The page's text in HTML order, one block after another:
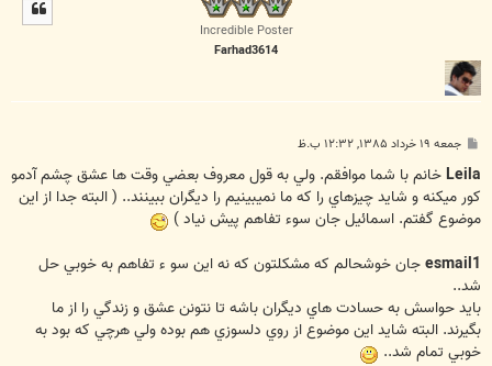
Incredible Poster
Farhad3614
پ
ت
جمعه ۱۹ خرداد ۱۳۸۵, ۱۲:۳۲ ب.ظ
Leilaخانم با شما موافقم. ولي به قول معروف بعضي وقت ها عشق چشم آدمو
کور ميکنه و شايد چيزهاي را که ما نميبينيم را ديگران ببينند.. ( البته جدا از اين
موضوع گفتم. اسمائيل جان سوء تفاهم پيش نياد )
esmail1جان خوشحالم که مشکلتون که نه اين سو ء تفاهم به خوبي حل
شد..
بايد حواسش به حسادت هاي ديگران باشه تا نتونن عشق و زندگي را از ما
بگيرند. البته شايد اين موضوع از روي دلسوزي هم بوده ولي هرچي که بود به
خوبي تمام شد..